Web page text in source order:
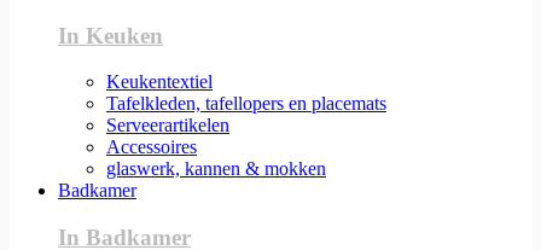
In Keuken
Keukentextiel
Tafelkleden, tafellopers en placemats
Serveerartikelen
Accessoires
glaswerk, kannen & mokken
Badkamer
In Badkamer